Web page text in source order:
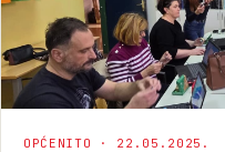
OPĆENITO · 22.05.2025.